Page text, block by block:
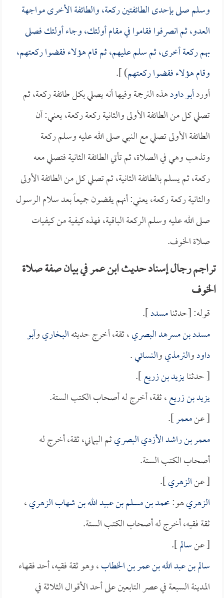
وسلم صلى بإحدى الطائفتين ركعة، والطائفة الأخرى مواجهة
العدو، ثم انصرفوا فقاموا في مقام أولئك، وجاء أولئك فصلى
بهم ركعة أخرى، ثم سلم عليهم، ثم قام هؤلاء فقضوا ركعتهم،
وقام هؤلاء فقضوا ركعتهم) ].
أوردأبو داودهذه الترجمة وفيها أنه يصلي بكل طائفة ركعة، ثم
تصلي كل من الطائفة الأولى والثانية ركعة ركعة، يعني: أن
الطائفة الأولى تصلي مع النبي صلى الله عليه وسلم ركعة
وتذهب وهي في الصلاة، ثم تأتي الطائفة الثانية فتصلي معه
ركعة، ثم يسلم بالطائفة الثانية، ثم تصلي كل من الطائفة الأولى
والثانية ركعة ركعة، يعني: أنهم يقضون جميعاً بعد سلام الرسول
صلى الله عليه وسلم الركعة الباقية، فهذه كيفية من كيفيات
صلاة الخوف.
تراجم رجال إسناد حديث ابن عمر في بيان صفة صلاة
الخوف
قوله: [حدثنامسدد].
مسدد بن مسرهد البصري، ثقة، أخرج حديثهالبخاريوأبو
داودوالترمذيوالنسائي.
[ حدثنايزيد بن زريع].
يزيد بن زريع، ثقة، أخرج له أصحاب الكتب الستة.
[ عنمعمر].
معمر بن راشد الأزدي البصريثم اليماني، ثقة، أخرج له
أصحاب الكتب الستة.
[ عنالزهري].
الزهريهو:محمد بن مسلم بن عبيد الله بن شهاب الزهري،
ثقة فقيه، أخرج له أصحاب الكتب الستة.
[ عنسالم].
سالم بن عبد الله بن عمر بن الخطاب، وهو ثقة فقيه، أحد فقهاء
المدينة السبعة في عصر التابعين على أحد الأقوال الثلاثة في